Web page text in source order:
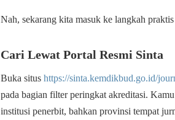
Nah, sekarang kita masuk ke langkah
Cari Lewat Portal Resmi Sinta
Buka situs https://sinta.kemdikbud.go.id/
pada bagian filter peringkat akreditasi.
institusi penerbit, bahkan provinsi tempat